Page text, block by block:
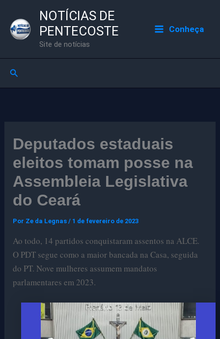
para
NOTÍCIAS DE
PENTECOSTE
Site de notícias
Conheça
Pesquisar
Deputados estaduais
eleitos tomam posse na
Assembleia Legislativa
do Ceará
Por Ze da Legnas/ 1 de fevereiro de 2023
Ao todo, 14 partidos conquistaram assentos na ALCE.
O PDT segue como a maior bancada na Casa, seguida
do PT. Nove mulheres assumem mandatos
parlamentares em 2023.